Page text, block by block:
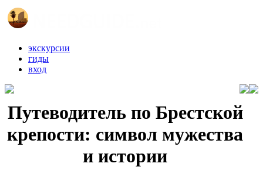
экскурсии
гиды
вход
Путеводитель по Брестской
крепости: символ мужества
и истории